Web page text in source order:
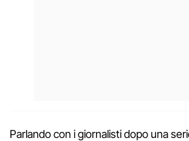
Parlando con i giornalisti dopo una